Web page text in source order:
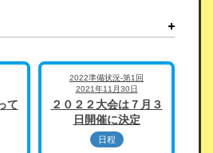
て
2022準備状況-第1回
2021年11月30日
２０２２大会は７月３
日開催に決定
日程